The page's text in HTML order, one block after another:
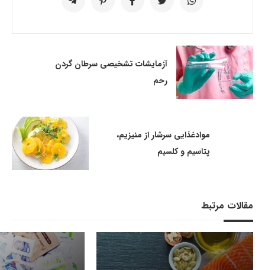
آزمایشات تشخیصی سرطان گردن
رحم
موادغذایی سرشار از منیزیم،
پتاسیم و کلسیم
مقالات مرتبط